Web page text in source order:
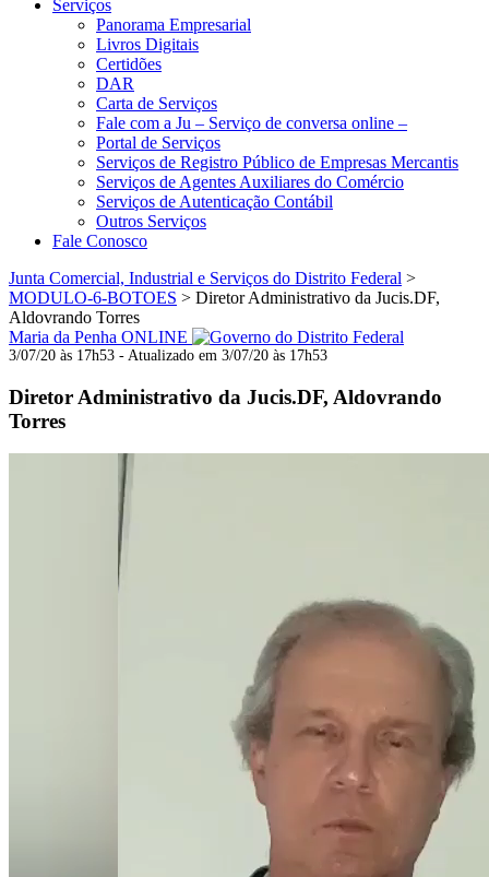
Serviços
Panorama Empresarial
Livros Digitais
Certidões
DAR
Carta de Serviços
Fale com a Ju – Serviço de conversa online –
Portal de Serviços
Serviços de Registro Público de Empresas Mercantis
Serviços de Agentes Auxiliares do Comércio
Serviços de Autenticação Contábil
Outros Serviços
Fale Conosco
Junta Comercial, Industrial e Serviços do Distrito Federal >
MODULO-6-BOTOES > Diretor Administrativo da Jucis.DF,
Aldovrando Torres
Maria da Penha ONLINE
3/07/20 às 17h53 - Atualizado em 3/07/20 às 17h53
Diretor Administrativo da Jucis.DF, Aldovrando
Torres